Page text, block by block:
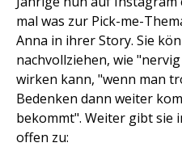
mal was zur Pick-me-
Anna in ihrer Story. Sie
nachvollziehen, wie
wirken kann, "wenn man
Bedenken dann weiter
bekommt". Weiter gibt sie
offen zu: